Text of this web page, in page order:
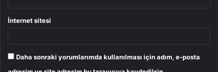
İnternet sitesi
Daha sonraki yorumlarımda kullanılması için adım, e-posta